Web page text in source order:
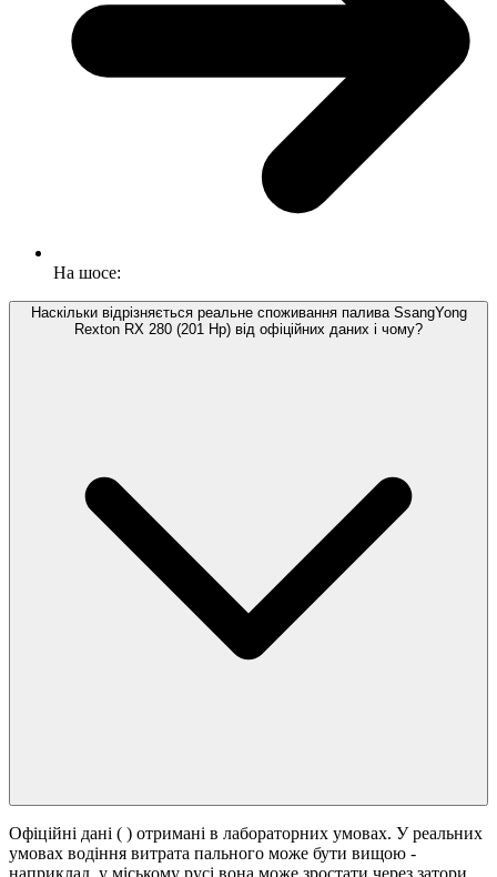
На шосе:
Наскільки відрізняється реальне споживання палива SsangYong
Rexton RX 280 (201 Hp) від офіційних даних і чому?
Офіційні дані ( ) отримані в лабораторних умовах. У реальних
умовах водіння витрата пального може бути вищою -